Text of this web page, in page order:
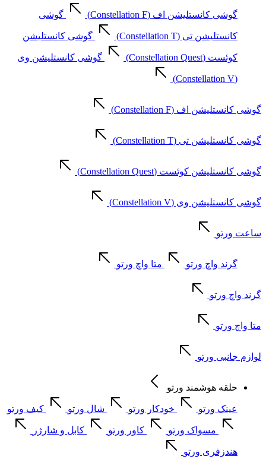
گوشی کانستلیشن اف (Constellation F) گوشی
کانستلیشن تی (Constellation T) گوشی کانستلیشن
کوئست (Constellation Quest) گوشی کانستلیشن وی
(Constellation V)
گوشی کانستلیشن اف (Constellation F)
گوشی کانستلیشن تی (Constellation T)
گوشی کانستلیشن کوئست (Constellation Quest)
گوشی کانستلیشن وی (Constellation V)
ساعت ورتو
گرند واچ ورتو متا واچ ورتو
گرند واچ ورتو
متا واچ ورتو
لوازم جانبی ورتو
حلقه هوشمند ورتو
عینک ورتو خودکار ورتو شال ورتو کیف ورتو
مسواک ورتو کاور ورتو کابل و شارژر
هندزفری ورتو